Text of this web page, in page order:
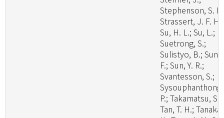
Stephenson, S.
Strassert, J. F. H.;
Su, H. L.; Su, L.;
Suetrong, S.;
Sulistyo, B.; Sun,
F.; Sun, Y. R.;
Svantesson, S.;
Sysouphanthong,
P.; Takamatsu, S.;
Tan, T. H.; Tanaka,